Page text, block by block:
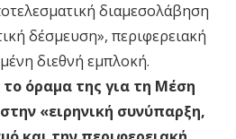
διαμεσολάβηση
δέσμευση», περιφερειακή
διεθνή εμπλοκή.
το όραμα της για τη Μέση
«ειρηνική συνύπαρξη,